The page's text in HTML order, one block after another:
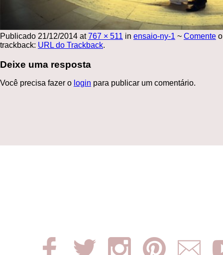
Publicado 21/12/2014 at767 × 511 in ensaio-ny-1 ~ Comente
trackback: URL do Trackback.
Deixe uma resposta
Você precisa fazer o login para publicar um comentário.